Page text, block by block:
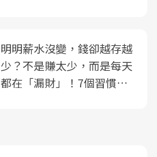
明明薪水沒變，錢卻越存越
少？不是賺太少，而是每天
都在「漏財」！7個習慣一